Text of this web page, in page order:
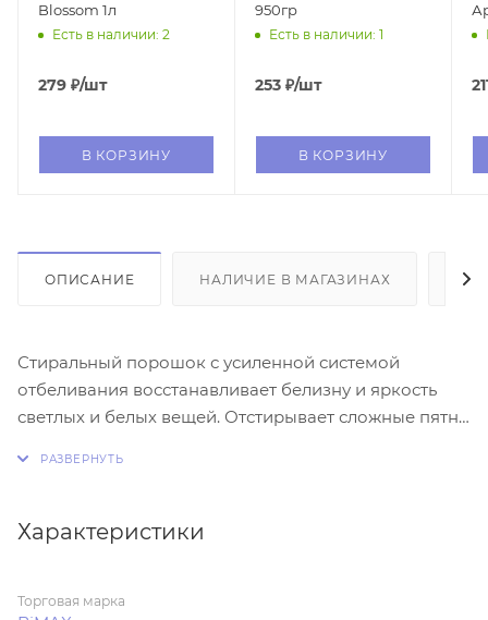
Blossom 1л
Есть в наличии: 2
279 ₽/шт
В КОРЗИНУ
950гр
Есть в наличии: 1
253 ₽/шт
В КОРЗИНУ
ОПИСАНИЕ НАЛИЧИЕ В МАГАЗИНАХ
Стиральный порошок с усиленной системой
отбеливания восстанавливает белизну и яркость
светлых и белых вещей. Отстирывает сложные пятна
фосфатов на основе комплекса биодобавок и
Бережно отстирывает и сохраняет структуру
Характеристики
Торговая марка